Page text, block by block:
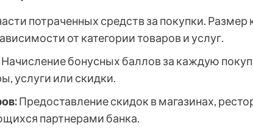
потраченных средств за покупки.
от категории товаров и услуг.
Начисление бонусных баллов за каждую
услуги или скидки.
Предоставление скидок в магазинах,
партнерами банка.